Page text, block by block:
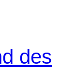
des